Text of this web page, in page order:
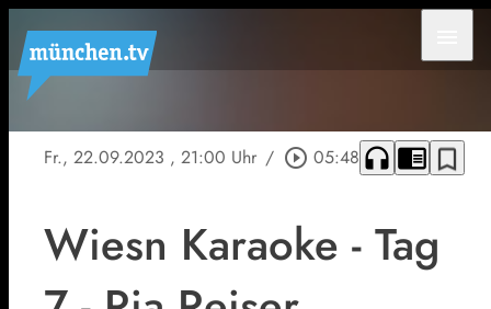
Fr., 22.09.2023 , 21:00 Uhr / play_circle_outline 05:48 headphones chrome_reader_mode bookmark_border
Wiesn Karaoke - Tag